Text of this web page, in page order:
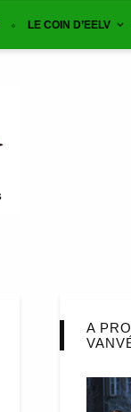
LE COIN D’EELV
A